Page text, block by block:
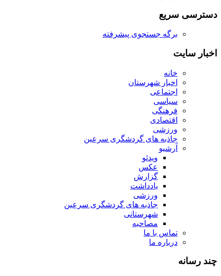
دسترسی سریع
برگه جستجوی پیشرفته
اخبار سایت
خانه
اخبار شهرستان
اجتماعی
سیاسی
فرهنگی
اقتصادی
ورزشی
جاذبه های گردشگری سرعین
آرشیو
ویدئو
عکس
گزارش
یادداشت
ورزشی
جاذبه های گردشگری سرعین
شهرستانی
مصاحبه
تماس با ما
درباره ما
چند رسانه